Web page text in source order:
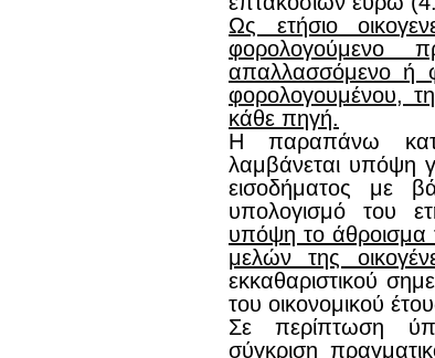
Ως ετήσιο
φορολογούμενο
απαλλασσόμενο ή
φορολογουμένου,
κάθε πηγή.
Η παραπάνω
λαμβάνεται υπόψη
εισοδήματος με
υπολογισμό του
υπόψη το
μελών της
εκκαθαριστικού
του οικονομικού
Σε περίπτωση
σύγκριση